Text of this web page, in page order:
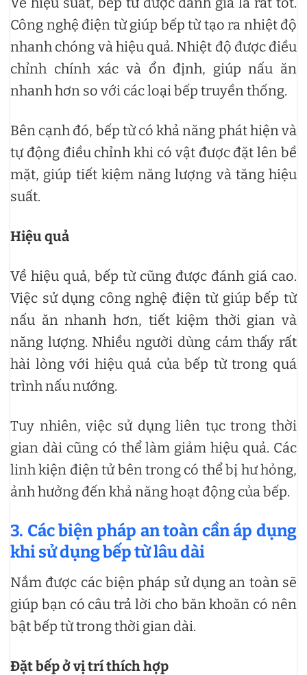
Công nghệ điện từ giúp bếp từ tạo ra nhiệt độ
nhanh chóng và hiệu quả. Nhiệt độ được điều
chỉnh chính xác và ổn định, giúp nấu ăn
nhanh hơn so với các loại bếp truyền thống.
Bên cạnh đó, bếp từ có khả năng phát hiện và
tự động điều chỉnh khi có vật được đặt lên bề
mặt, giúp tiết kiệm năng lượng và tăng hiệu
suất.
Hiệu quả
Về hiệu quả, bếp từ cũng được đánh giá cao.
Việc sử dụng công nghệ điện từ giúp bếp từ
nấu ăn nhanh hơn, tiết kiệm thời gian và
năng lượng. Nhiều người dùng cảm thấy rất
hài lòng với hiệu quả của bếp từ trong quá
trình nấu nướng.
Tuy nhiên, việc sử dụng liên tục trong thời
gian dài cũng có thể làm giảm hiệu quả. Các
linh kiện điện tử bên trong có thể bị hư hỏng,
ảnh hưởng đến khả năng hoạt động của bếp.
3. Các biện pháp an toàn cần áp dụng
khi sử dụng bếp từ lâu dài
Nắm được các biện pháp sử dụng an toàn sẽ
giúp bạn có câu trả lời cho băn khoăn có nên
bật bếp từ trong thời gian dài.
Đặt bếp ở vị trí thích hợp